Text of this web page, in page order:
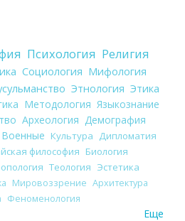
Психология Религия
Социология Мифология
Этнология Этика
Методология Языкознание
Археология Демография
Военные Культура
Дипломатия
философия Биология
Теология Эстетика
Мировоззрение Архитектура
Феноменология
Еще